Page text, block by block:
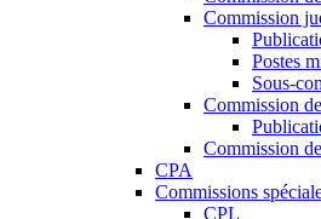
Commission
Postes
Sous-
Commission
Commission
CPA
Commissions
CPL